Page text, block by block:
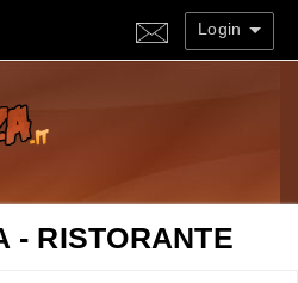
Login
- RISTORANTE